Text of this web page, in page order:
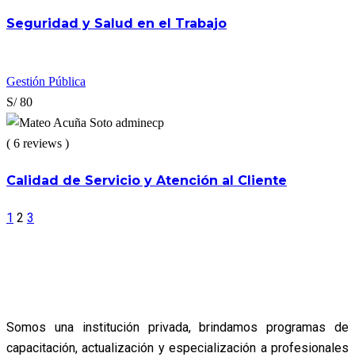
Seguridad y Salud en el Trabajo
Gestión Pública
S/ 80
adminecp
( 6 reviews )
Calidad de Servicio y Atención al Cliente
1 2 3
Somos una institución privada, brindamos programas de
capacitación, actualización y especialización a profesionales